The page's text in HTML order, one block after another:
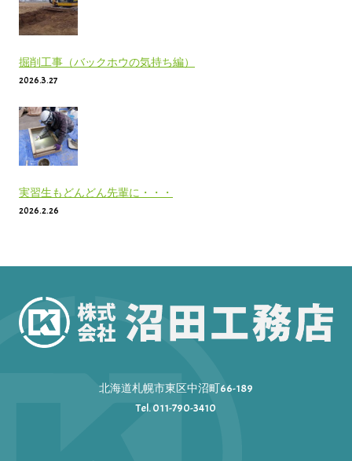
掘削工事（バックホウの気持ち編）
2026.3.27
実習生もどんどん先輩に・・・
2026.2.26
北海道札幌市東区中沼町66-189
Tel. 011-790-3410